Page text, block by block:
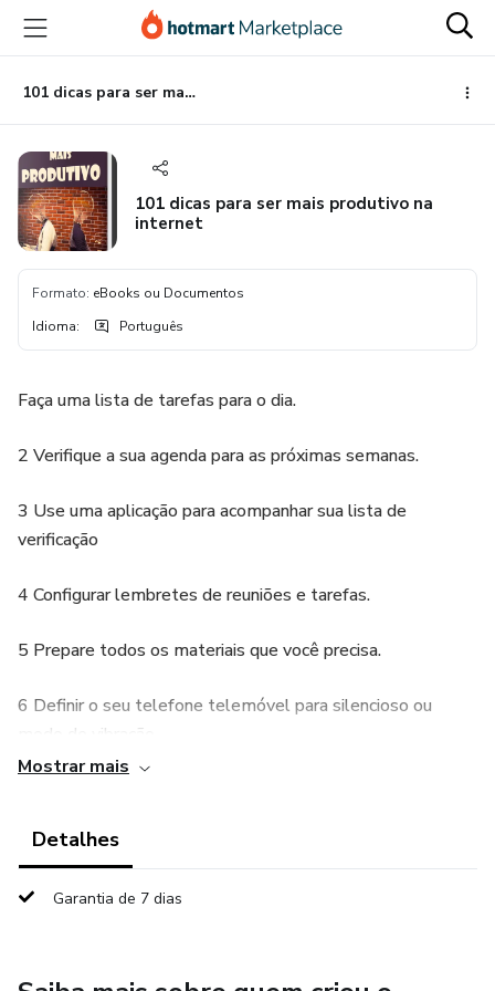
para
conteúdo
principal
para
pagamento
para
rodapé
101 dicas para ser mais produtivo na internet
101 dicas para ser mais produtivo na
internet
Formato: eBooks ou Documentos
Idioma: Português
Faça uma lista de tarefas para o dia.
2 Verifique a sua agenda para as próximas semanas.
3 Use uma aplicação para acompanhar sua lista de
verificação
4 Configurar lembretes de reuniões e tarefas.
5 Prepare todos os materiais que você precisa.
6 Definir o seu telefone telemóvel para silencioso ou
modo de vibração.
8 Escolha toques neutros.
9 mensagens e toques de lembrete curtos são o melhor.
Mostrar mais
Detalhes
Garantia de 7 dias